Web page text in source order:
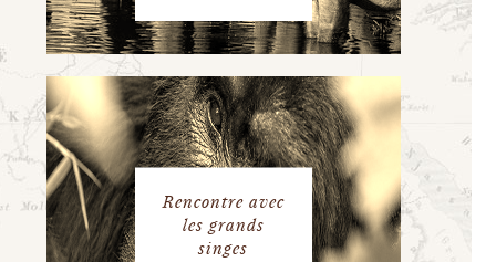
Rencontre avec
les grands
singes